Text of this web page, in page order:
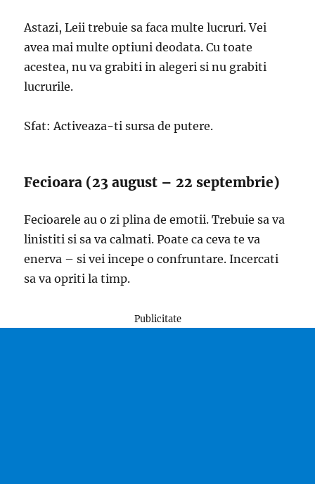
Astazi, Leii trebuie sa faca multe lucruri. Vei
avea mai multe optiuni deodata. Cu toate
acestea, nu va grabiti in alegeri si nu grabiti
lucrurile.
Sfat: Activeaza-ti sursa de putere.
Fecioara (23 august – 22 septembrie)
Fecioarele au o zi plina de emotii. Trebuie sa va
linistiti si sa va calmati. Poate ca ceva te va
enerva – si vei incepe o confruntare. Incercati
sa va opriti la timp.
Publicitate